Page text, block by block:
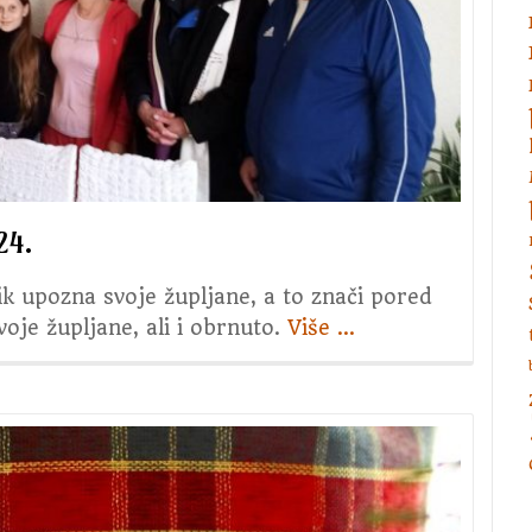
upozna svoje župljane, a to znači pored
župljane, ali i obrnuto. Više about
2023./2024.
…